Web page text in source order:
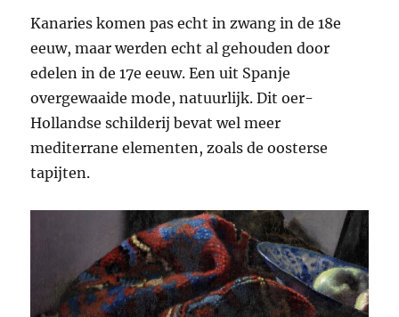
Kanaries komen pas echt in zwang in de 18e
eeuw, maar werden echt al gehouden door
edelen in de 17e eeuw. Een uit Spanje
overgewaaide mode, natuurlijk. Dit oer-
Hollandse schilderij bevat wel meer
mediterrane elementen, zoals de oosterse
tapijten.